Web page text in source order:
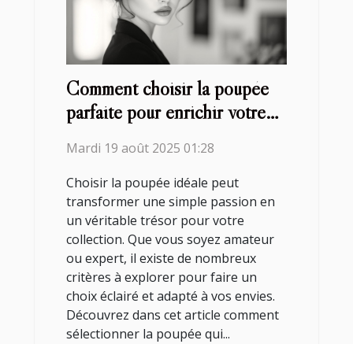
Comment choisir la poupée
parfaite pour enrichir votre
Mardi 19 août 2025 01:28
Choisir la poupée idéale peut
transformer une simple passion en
un véritable trésor pour votre
collection. Que vous soyez amateur
ou expert, il existe de nombreux
critères à explorer pour faire un
choix éclairé et adapté à vos envies.
Découvrez dans cet article comment
sélectionner la poupée qui...